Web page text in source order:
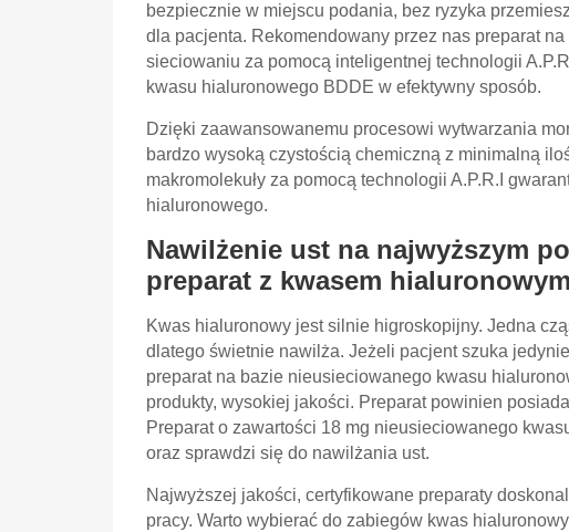
bezpiecznie w miejscu podania, bez ryzyka
dla pacjenta. Rekomendowany przez nas preparat
sieciowaniu za pomocą inteligentnej technologii
kwasu hialuronowego BDDE w efektywny sposób.
Dzięki zaawansowanemu procesowi wytwarzania
bardzo wysoką czystością chemiczną z minimalną
makromolekuły za pomocą technologii A.P.R.I
hialuronowego.
Nawilżenie ust na najwyższym
preparat z kwasem
Kwas hialuronowy jest silnie higroskopijny. Jedna
dlatego świetnie nawilża. Jeżeli pacjent szuka
preparat na bazie nieusieciowanego kwasu
produkty, wysokiej jakości. Preparat powinien
Preparat o zawartości 18 mg nieusieciowanego
oraz sprawdzi się do nawilżania ust.
Najwyższej jakości, certyfikowane preparaty
pracy. Warto wybierać do zabiegów kwas